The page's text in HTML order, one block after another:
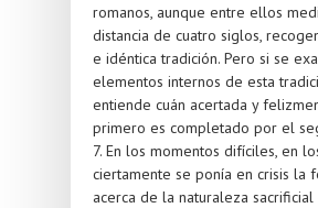
romanos, aunque entre ellos
distancia de cuatro siglos,
e idéntica tradición. Pero si se
elementos internos de esta
entiende cuán acertada y
primero es completado por el
7. En los momentos difíciles, en
ciertamente se ponía en crisis la
acerca de la naturaleza sacrificial